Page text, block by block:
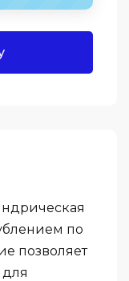
по
позволяет